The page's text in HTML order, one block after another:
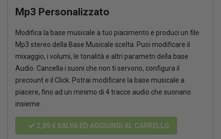
Mp3 Personalizzato
Modifica la base musicale a tuo piacimento e produci un file
Mp3 stereo della Base Musicale scelta. Puoi modificare il
mixaggio, i volumi, le tonalità e altri parametri della base
Audio. Cancella i suoni che non ti servono, configura il
precount e il Click. Potrai modificare la base musicale a
piacere, fino ad un minimo di 4 tracce audio che suonano
insieme.
2,89 € SALVA ED AGGIUNGI AL CARRELLO